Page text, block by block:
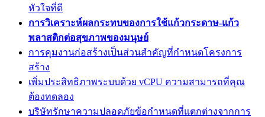
หัวใจที่ดี
การวิเคราะห์ผลกระทบของการใช้แก้วกระดาษ-แก้ว
พลาสติกต่อสุขภาพของมนุษย์
การคุมงานก่อสร้างเป็นส่วนสำคัญที่กำหนดโครงการ
สร้าง
เพิ่มประสิทธิภาพระบบด้วย vCPU ความสามารถที่คุณ
ต้องทดลอง
บริษัทรักษาความปลอดภัยข้อกำหนดที่แตกต่างจากการ